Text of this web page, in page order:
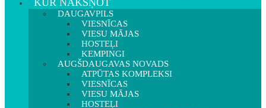
KUR NAKŠŅOT
DAUGAVPILS
VIESNĪCAS
VIESU MĀJAS
HOSTEĻI
KEMPINGI
AUGŠDAUGAVAS NOVADS
ATPŪTAS KOMPLEKSI
VIESNĪCAS
VIESU MĀJAS
HOSTEĻI